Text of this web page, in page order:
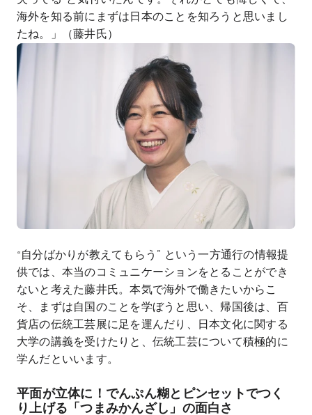
海外を知る前にまずは日本のことを知ろうと思いまし
たね。」（藤井氏）
“自分ばかりが教えてもらう” という一方通行の情報提
供では、本当のコミュニケーションをとることができ
ないと考えた藤井氏。本気で海外で働きたいからこ
そ、まずは自国のことを学ぼうと思い、帰国後は、百
貨店の伝統工芸展に足を運んだり、日本文化に関する
大学の講義を受けたりと、伝統工芸について積極的に
学んだといいます。
平面が立体に！でんぷん糊とピンセットでつく
り上げる「つまみかんざし」の面白さ